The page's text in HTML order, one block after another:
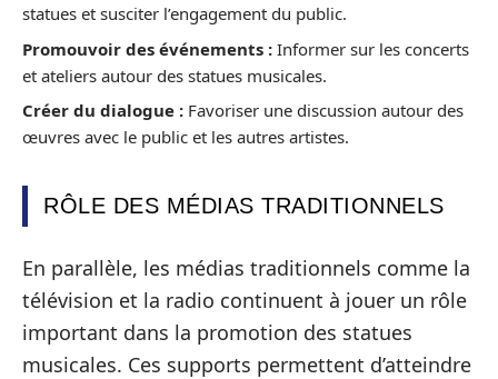
statues et susciter l’engagement du public.
Promouvoir des événements : Informer sur les concerts
et ateliers autour des statues musicales.
Créer du dialogue : Favoriser une discussion autour des
œuvres avec le public et les autres artistes.
RÔLE DES MÉDIAS TRADITIONNELS
En parallèle, les médias traditionnels comme la
télévision et la radio continuent à jouer un rôle
important dans la promotion des statues
musicales. Ces supports permettent d’atteindre